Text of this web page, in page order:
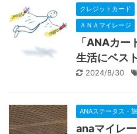
クレジットカード
ＡＮＡマイレージ
「ANAカ
生活にベス
2024/8/30
ANAステータス・旅
anaマイレ